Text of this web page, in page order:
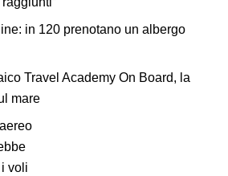
in 120 prenotano un albergo
Travel Academy On Board, la
mare
voli